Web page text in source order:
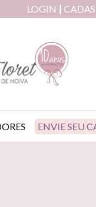
LOGIN
ENVIE SEU